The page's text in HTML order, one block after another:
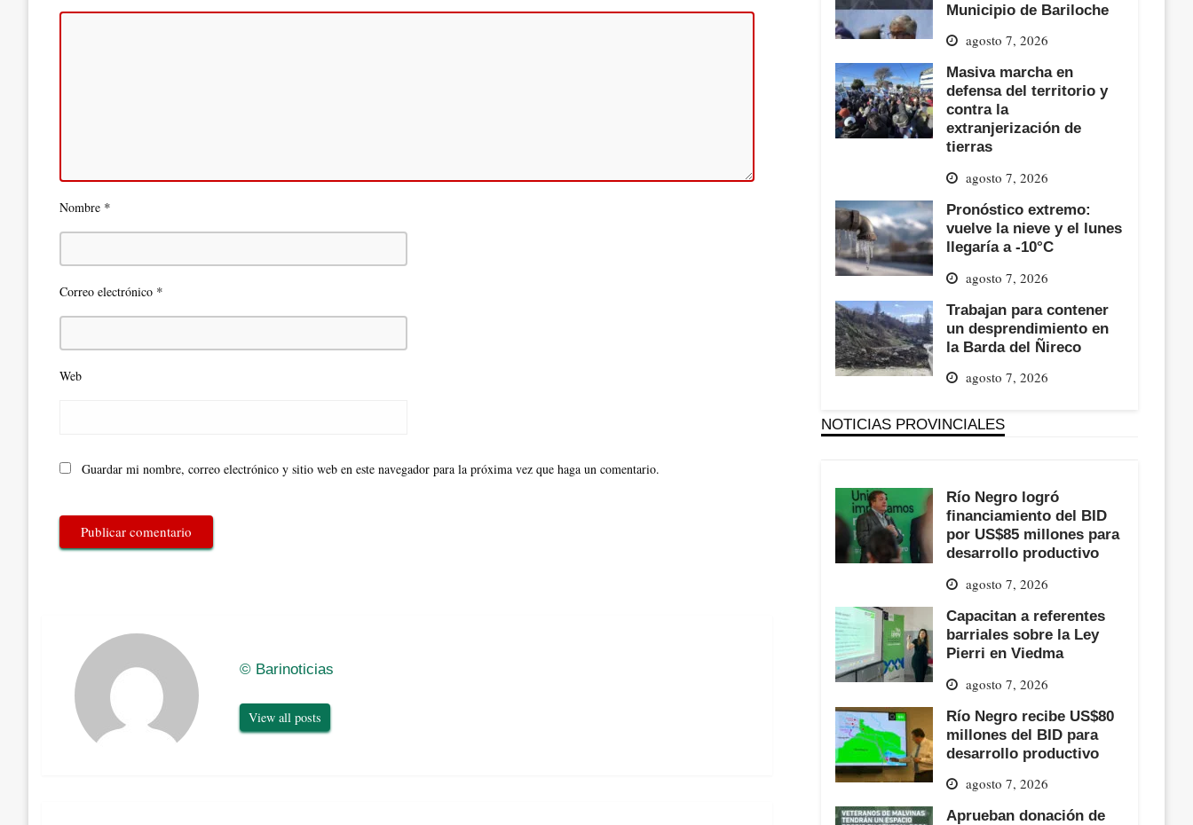
Nombre *
Correo electrónico *
Web
Guardar mi nombre, correo electrónico y sitio web en este navegador para la próxima vez que haga un comentario.
© Barinoticias
View all posts
Municipio de Bariloche
agosto 7, 2026
Masiva marcha en
defensa del territorio y
contra la
extranjerización de
tierras
agosto 7, 2026
Pronóstico extremo:
vuelve la nieve y el lunes
llegaría a -10°C
agosto 7, 2026
Trabajan para contener
un desprendimiento en
la Barda del Ñireco
agosto 7, 2026
NOTICIAS PROVINCIALES
Río Negro logró
financiamiento del BID
por US$85 millones para
desarrollo productivo
agosto 7, 2026
Capacitan a referentes
barriales sobre la Ley
Pierri en Viedma
agosto 7, 2026
Río Negro recibe US$80
millones del BID para
desarrollo productivo
agosto 7, 2026
Aprueban donación de